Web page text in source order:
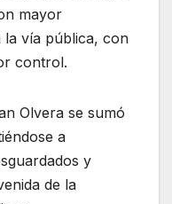
mayor
vía pública, con
control.
Olvera se sumó
a
y
de la